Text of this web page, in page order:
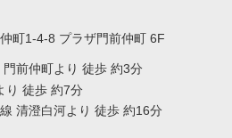
町1-4-8 プラザ門前仲町 6F
前仲町より 徒歩 約3分
り 徒歩 約7分
清澄白河より 徒歩 約16分